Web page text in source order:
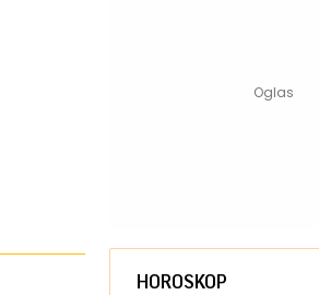
HOROSKOP